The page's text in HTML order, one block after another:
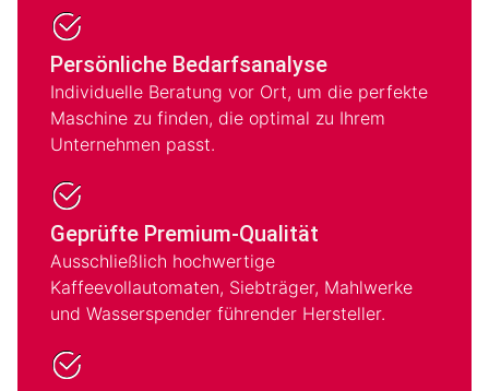
Persönliche Bedarfsanalyse
Individuelle Beratung vor Ort, um die perfekte
Maschine zu finden, die optimal zu Ihrem
Unternehmen passt.
Geprüfte Premium-Qualität
Ausschließlich hochwertige
Kaffeevollautomaten, Siebträger, Mahlwerke
und Wasserspender führender Hersteller.